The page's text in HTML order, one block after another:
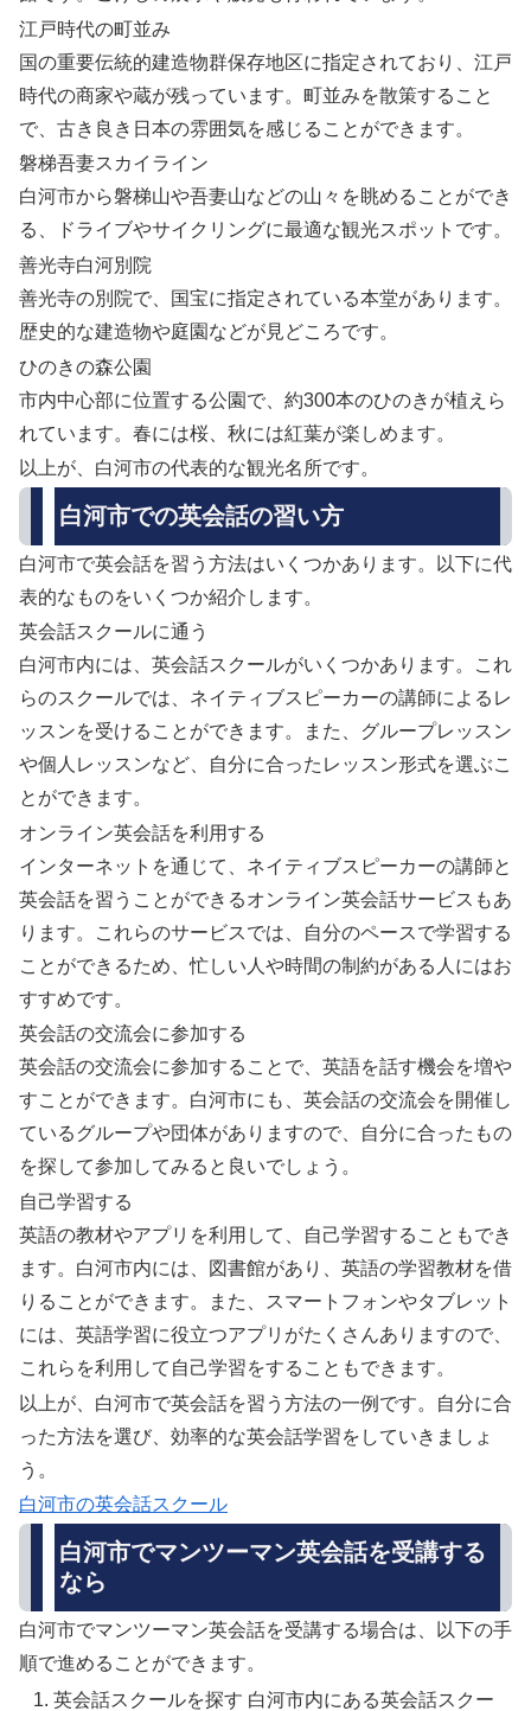
江戸時代の町並み
国の重要伝統的建造物群保存地区に指定されており、江戸
時代の商家や蔵が残っています。町並みを散策すること
で、古き良き日本の雰囲気を感じることができます。
磐梯吾妻スカイライン
白河市から磐梯山や吾妻山などの山々を眺めることができ
る、ドライブやサイクリングに最適な観光スポットです。
善光寺白河別院
善光寺の別院で、国宝に指定されている本堂があります。
歴史的な建造物や庭園などが見どころです。
ひのきの森公園
市内中心部に位置する公園で、約300本のひのきが植えら
れています。春には桜、秋には紅葉が楽しめます。
以上が、白河市の代表的な観光名所です。
白河市での英会話の習い方
白河市で英会話を習う方法はいくつかあります。以下に代
表的なものをいくつか紹介します。
英会話スクールに通う
白河市内には、英会話スクールがいくつかあります。これ
らのスクールでは、ネイティブスピーカーの講師によるレ
ッスンを受けることができます。また、グループレッスン
や個人レッスンなど、自分に合ったレッスン形式を選ぶこ
とができます。
オンライン英会話を利用する
インターネットを通じて、ネイティブスピーカーの講師と
英会話を習うことができるオンライン英会話サービスもあ
ります。これらのサービスでは、自分のペースで学習する
ことができるため、忙しい人や時間の制約がある人にはお
すすめです。
英会話の交流会に参加する
英会話の交流会に参加することで、英語を話す機会を増や
すことができます。白河市にも、英会話の交流会を開催し
ているグループや団体がありますので、自分に合ったもの
を探して参加してみると良いでしょう。
自己学習する
英語の教材やアプリを利用して、自己学習することもでき
ます。白河市内には、図書館があり、英語の学習教材を借
りることができます。また、スマートフォンやタブレット
には、英語学習に役立つアプリがたくさんありますので、
これらを利用して自己学習をすることもできます。
以上が、白河市で英会話を習う方法の一例です。自分に合
った方法を選び、効率的な英会話学習をしていきましょ
う。
白河市の英会話スクール
白河市でマンツーマン英会話を受講する
なら
白河市でマンツーマン英会話を受講する場合は、以下の手
順で進めることができます。
英会話スクールを探す 白河市内にある英会話スクー